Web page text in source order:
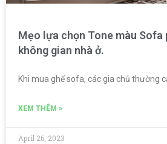
Mẹo lựa chọn Tone màu Sofa
không gian nhà ở.
Khi mua ghế sofa, các gia chủ thường
XEM THÊM »
April 26, 2023